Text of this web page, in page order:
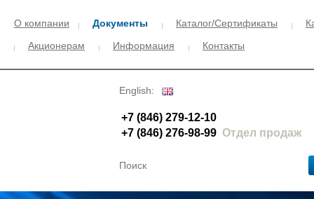
О компании Документы Каталог/Сертификаты
Акционерам
Информация Контакты
English:
+7 (846) 279-12-10
+7 (846) 276-98-99 Отдел продаж